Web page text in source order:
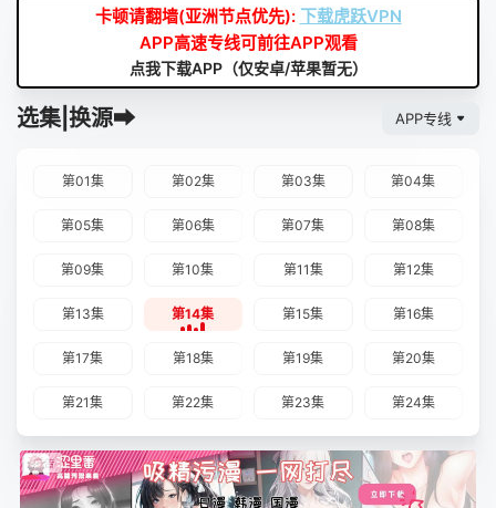
卡顿请翻墙(亚洲节点优先): 下载虎跃VPN
APP高速专线可前往APP观看
点我下载APP（仅安卓/苹果暂无）
选集|换源➡ APP专线
第01集 第02集 第03集 第04集
第05集 第06集 第07集 第08集
第09集 第10集 第11集 第12集
第13集 第14集 第15集 第16集
第17集 第18集 第19集 第20集
第21集 第22集 第23集 第24集